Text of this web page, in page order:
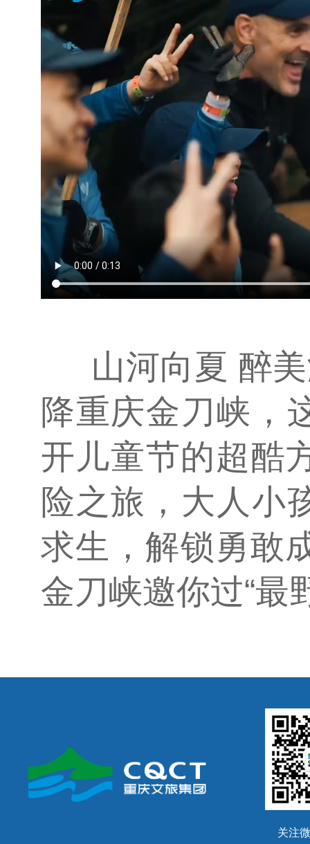
山河向夏 醉
降重庆金刀峡，
开儿童节的超
险之旅，大人小
求生，解锁勇敢
金刀峡邀你过“最
关注